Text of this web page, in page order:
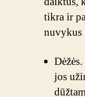
tikra ir
nuvykus
jos